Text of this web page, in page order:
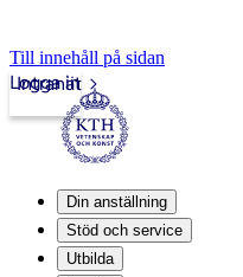
Till innehåll på sidan
Intranät
Logga in
Din anställning
Stöd och service
Utbilda